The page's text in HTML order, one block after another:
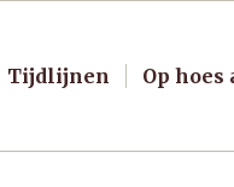
Tijdlijnen Op hoes